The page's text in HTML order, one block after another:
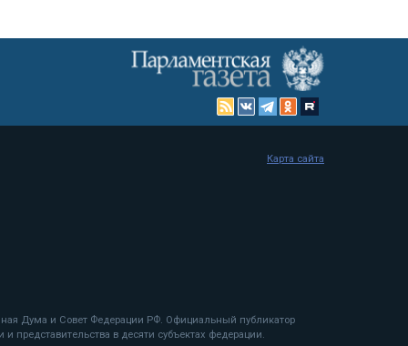
Дума и Совет Федерации РФ. Официальный публикатор
представительства в десяти субъектах федерации.
Карта сайта